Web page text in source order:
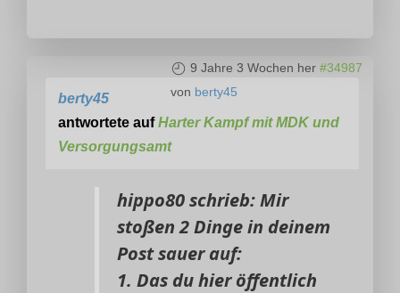
9 Jahre 3 Wochen her #34987
von berty45
berty45
antwortete aufHarter Kampf mit MDK und
Versorgungsamt
hippo80 schrieb: Mir
stoßen 2 Dinge in deinem
Post sauer auf:
1. Das du hier öffentlich